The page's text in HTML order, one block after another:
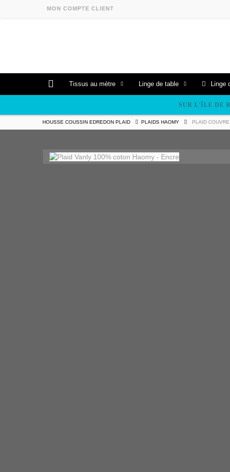
MON COMPTE CLIENT
Tissus au mètre Linge de table Linge
SUR L'ÎLE DE
HOUSSE COUSSIN EDREDON PLAID PLAIDS HAOMY PLAID